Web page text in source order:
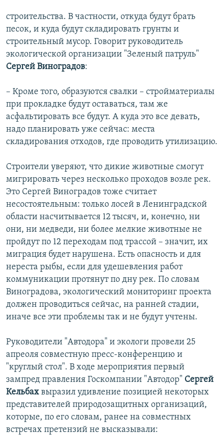
строительства. В частности, откуда будут брать
песок, и куда будут складировать грунты и
строительный мусор. Говорит руководитель
экологической организации "Зеленый патруль"
Сергей Виноградов:
– Кроме того, образуются свалки – стройматериалы
при прокладке будут оставаться, там же
асфальтировать все будут. А куда это все девать,
надо планировать уже сейчас: места
складирования отходов, где проводить утилизацию.
Строители уверяют, что дикие животные смогут
мигрировать через несколько проходов возле рек.
Это Сергей Виноградов тоже считает
несостоятельным: только лосей в Ленинградской
области насчитывается 12 тысяч, и, конечно, ни
они, ни медведи, ни более мелкие животные не
пройдут по 12 переходам под трассой – значит, их
миграция будет нарушена. Есть опасность и для
нереста рыбы, если для удешевления работ
коммуникации протянут по дну рек. По словам
Виноградова, экологический мониторинг проекта
должен проводиться сейчас, на ранней стадии,
иначе все эти проблемы так и не будут учтены.
Руководители "Автодора" и экологи провели 25
апреоля совместную пресс-конференцию и
"круглый стол". В ходе мероприятия первый
зампред правления Госкомпании "Автодор" Сергей
Кельбах выразил удивление позицией некоторых
представителей природозащитных организаций,
которые, по его словам, ранее на совместных
встречах претензий не высказывали: